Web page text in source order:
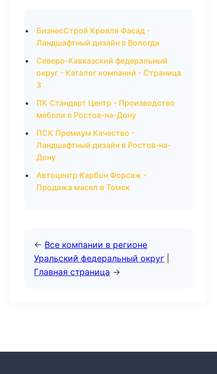
БизнесСтрой Кровля Фасад -
Ландшафтный дизайн в Вологда
Северо-Кавказский федеральный
округ - Каталог компаний - Страница
3
ПК Стандарт Центр - Производство
мебели в Ростов-на-Дону
ПСК Премиум Качество -
Ландшафтный дизайн в Ростов-на-
Дону
Автоцентр Карбон Форсаж -
Продажа масел в Томск
← Все компании в регионе
Уральский федеральный округ
Главная страница →